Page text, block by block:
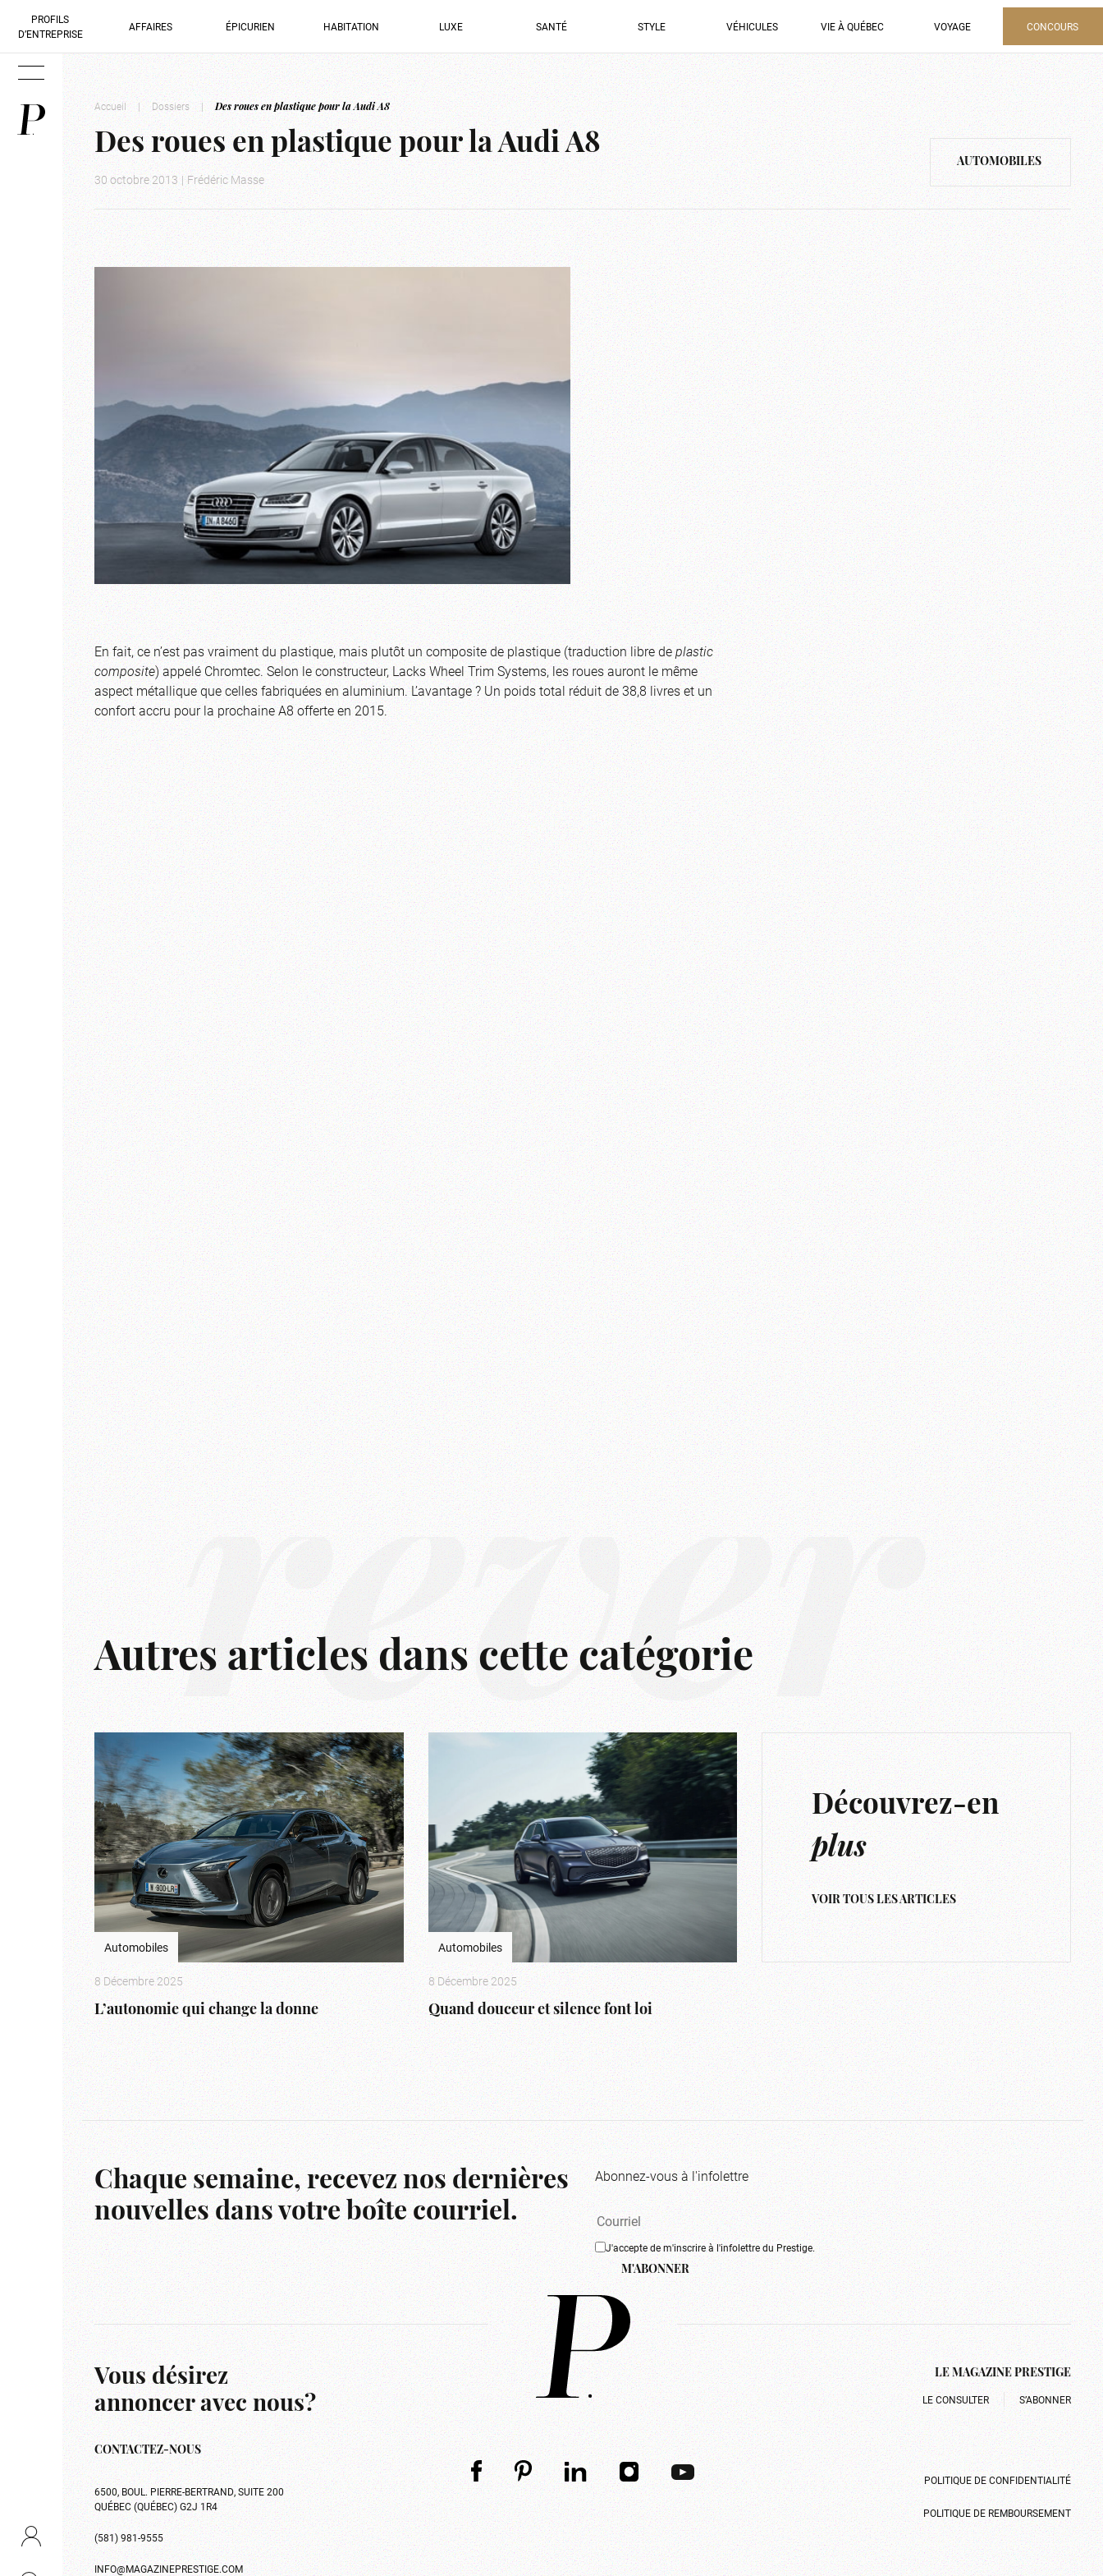
PROFILS
D’ENTREPRISE
AFFAIRES ÉPICURIEN HABITATION LUXE SANTÉ STYLE VÉHICULES VIE À QUÉBEC VOYAGE CONCOURS
Accueil | Dossiers | Des roues en plastique pour la Audi A8
Des roues en plastique pour la Audi A8
30 octobre 2013 | Frédéric Masse
AUTOMOBILES
En fait, ce n’est pas vraiment du plastique, mais plutôt un composite de plastique (traduction libre deplastic
composite) appelé Chromtec. Selon le constructeur, Lacks Wheel Trim Systems, les roues auront le même
aspect métallique que celles fabriquées en aluminium. L’avantage ? Un poids total réduit de 38,8 livres et un
confort accru pour la prochaine A8 offerte en 2015.
rêver
Autres articles dans cette catégorie
Automobiles
8 Décembre 2025
L’autonomie qui change la donne
Automobiles
8 Décembre 2025
Quand douceur et silence font loi
Découvrez-en
plus
VOIR TOUS LES ARTICLES
Chaque semaine, recevez nos dernières
nouvelles dans votre boîte courriel.
Abonnez-vous à l'infolettre
J'accepte de m'inscrire à l'infolettre du Prestige.
M'ABONNER
Vous désirez
annoncer avec nous?
CONTACTEZ-NOUS
6500, BOUL. PIERRE-BERTRAND, SUITE 200
QUÉBEC (QUÉBEC) G2J 1R4
(581) 981-9555
INFO@MAGAZINEPRESTIGE.COM
LE MAGAZINE PRESTIGE
LE CONSULTER S’ABONNER
POLITIQUE DE CONFIDENTIALITÉ
POLITIQUE DE REMBOURSEMENT